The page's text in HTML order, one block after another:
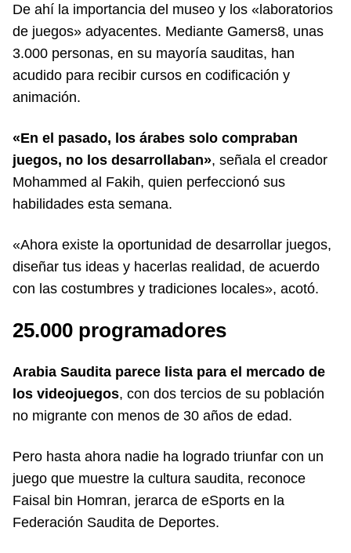
De ahí la importancia del museo y los «laboratorios
de juegos» adyacentes. Mediante Gamers8, unas
3.000 personas, en su mayoría sauditas, han
acudido para recibir cursos en codificación y
animación.
«En el pasado, los árabes solo compraban
juegos, no los desarrollaban», señala el creador
Mohammed al Fakih, quien perfeccionó sus
habilidades esta semana.
«Ahora existe la oportunidad de desarrollar juegos,
diseñar tus ideas y hacerlas realidad, de acuerdo
con las costumbres y tradiciones locales», acotó.
25.000 programadores
Arabia Saudita parece lista para el mercado de
los videojuegos, con dos tercios de su población
no migrante con menos de 30 años de edad.
Pero hasta ahora nadie ha logrado triunfar con un
juego que muestre la cultura saudita, reconoce
Faisal bin Homran, jerarca de eSports en la
Federación Saudita de Deportes.